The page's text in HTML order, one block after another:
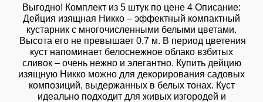
Выгодно! Комплект из 5 штук по цене 4 Описание:
Дейция изящная Никко – эффектный компактный
кустарник с многочисленными белыми цветами.
Высота его не превышает 0,7 м. В период цветения
куст напоминает белоснежное облако взбитых
сливок – очень нежно и элегантно. Купить дейцию
изящную Никко можно для декорирования садовых
композиций, выдержанных в белых тонах. Куст
идеально подходит для живых изгородей и